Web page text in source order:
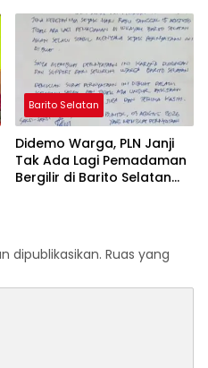
Barito Selatan
Didemo Warga, PLN Janji
Tak Ada Lagi Pemadaman
Bergilir di Barito Selatan
dipublikasikan. Ruas yang